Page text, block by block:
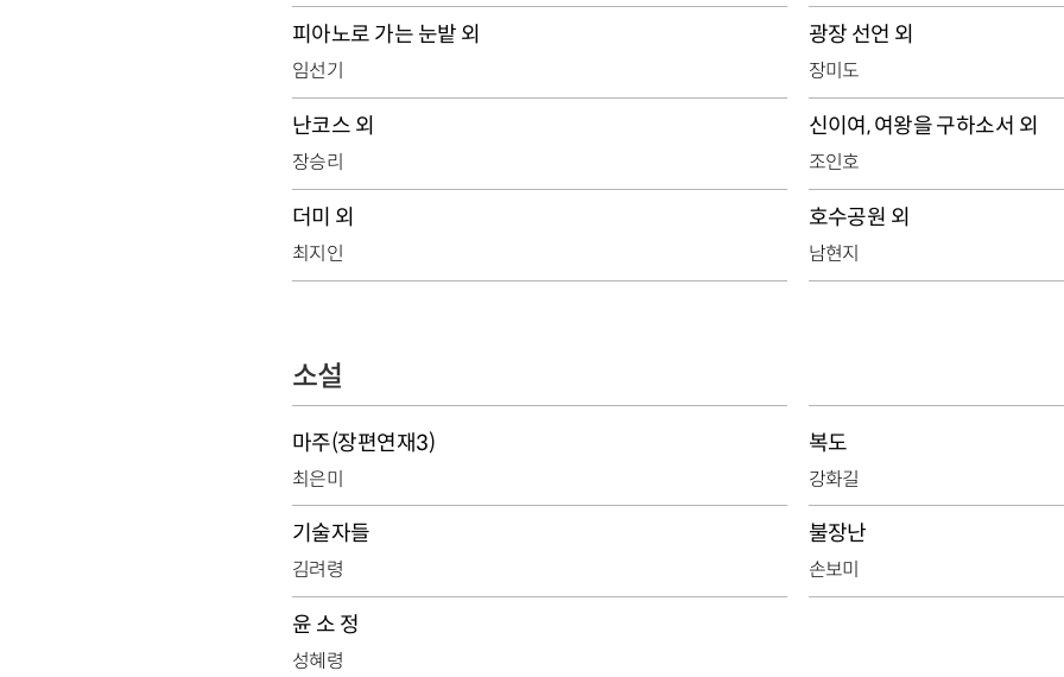
피아노로 가는 눈밭 외
임선기
광장 선언 외
장미도
난코스 외
장승리
신이여, 여왕을 구하소서 외
조인호
더미 외
최지인
호수공원 외
남현지
소설
마주(장편연재3)
최은미
복도
강화길
기술자들
김려령
불장난
손보미
윤 소 정
성혜령